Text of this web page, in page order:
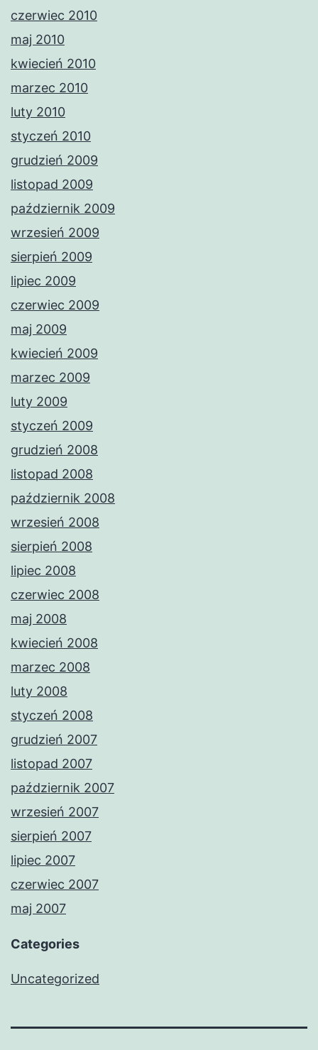
czerwiec 2010
maj 2010
kwiecień 2010
marzec 2010
luty 2010
styczeń 2010
grudzień 2009
listopad 2009
październik 2009
wrzesień 2009
sierpień 2009
lipiec 2009
czerwiec 2009
maj 2009
kwiecień 2009
marzec 2009
luty 2009
styczeń 2009
grudzień 2008
listopad 2008
październik 2008
wrzesień 2008
sierpień 2008
lipiec 2008
czerwiec 2008
maj 2008
kwiecień 2008
marzec 2008
luty 2008
styczeń 2008
grudzień 2007
listopad 2007
październik 2007
wrzesień 2007
sierpień 2007
lipiec 2007
czerwiec 2007
maj 2007
Categories
Uncategorized